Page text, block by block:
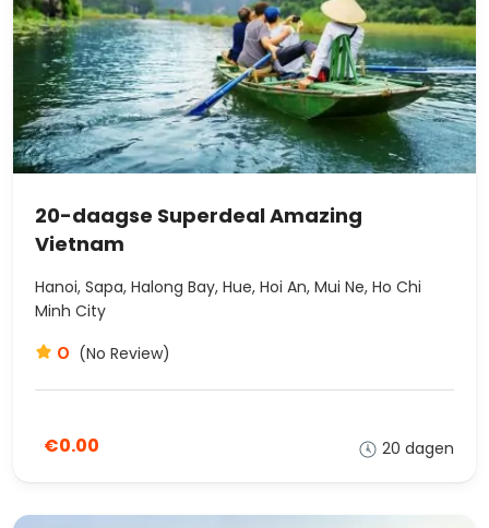
20-daagse Superdeal Amazing
Vietnam
Hanoi, Sapa, Halong Bay, Hue, Hoi An, Mui Ne, Ho Chi
Minh City
0 (No Review)
€0.00 20 dagen